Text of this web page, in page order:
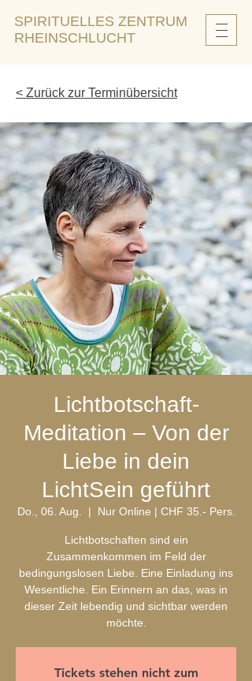
SPIRITUELLES ZENTRUM
RHEINSCHLUCHT
< Zurück zur Terminübersicht
Lichtbotschaft-
Meditation – Von der
Liebe in dein
LichtSein geführt
Do., 06. Aug.
  |
Nur Online | CHF 35.- Pers.
Lichtbotschaften sind ein
Zusammenkommen im Feld der
bedingungslosen Liebe. Eine Einladung ins
Wesentliche. Ein Erinnern an das, was in
dieser Zeit lebendig und sichtbar werden
möchte.
Tickets stehen nicht zum